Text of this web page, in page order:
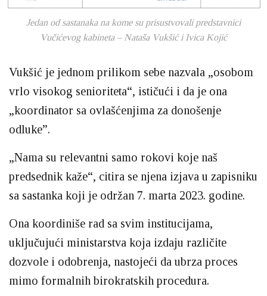
Jedan od sastanaka na kome su prisustvovali predstavnici
Vučićevog kabineta – Nataša Vukšić i Ivica Kojić
Vukšić je jednom prilikom sebe nazvala „osobom
vrlo visokog senioriteta“, ističući i da je ona
„koordinator sa ovlašćenjima za donošenje
odluke”.
„Nama su relevantni samo rokovi koje naš
predsednik kaže“, citira se njena izjava u zapisniku
sa sastanka koji je održan 7. marta 2023. godine.
Ona koordiniše rad sa svim institucijama,
uključujući ministarstva koja izdaju različite
dozvole i odobrenja, nastojeći da ubrza proces
mimo formalnih birokratskih procedura.